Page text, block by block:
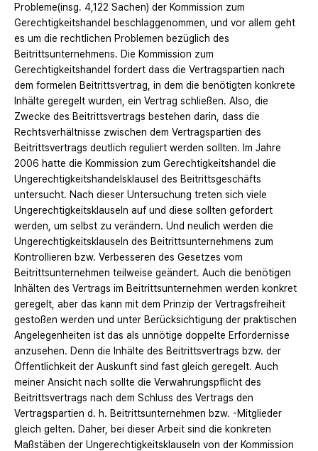
Probleme(insg. 4,122 Sachen) der Kommission zum
Gerechtigkeitshandel beschlaggenommen, und vor allem geht
es um die rechtlichen Problemen bezüglich des
Beitrittsunternehmens. Die Kommission zum
Gerechtigkeitshandel fordert dass die Vertragspartien nach
dem formelen Beitrittsvertrag, in dem die benötigten konkrete
Inhälte geregelt wurden, ein Vertrag schließen. Also, die
Zwecke des Beitrittsvertrags bestehen darin, dass die
Rechtsverhältnisse zwischen dem Vertragspartien des
Beitrittsvertrags deutlich reguliert werden sollten. Im Jahre
2006 hatte die Kommission zum Gerechtigkeitshandel die
Ungerechtigkeitshandelsklausel des Beitrittsgeschäfts
untersucht. Nach dieser Untersuchung treten sich viele
Ungerechtigkeitsklauseln auf und diese sollten gefordert
werden, um selbst zu verändern. Und neulich werden die
Ungerechtigkeitsklauseln des Beitrittsunternehmens zum
Kontrollieren bzw. Verbesseren des Gesetzes vom
Beitrittsunternehmen teilweise geändert. Auch die benötigen
Inhälten des Vertrags im Beitrittsunternehmen werden konkret
geregelt, aber das kann mit dem Prinzip der Vertragsfreiheit
gestoßen werden und unter Berücksichtigung der praktischen
Angelegenheiten ist das als unnötige doppelte Erfordernisse
anzusehen. Denn die Inhälte des Beitrittsvertrags bzw. der
Öffentlichkeit der Auskunft sind fast gleich geregelt. Auch
meiner Ansicht nach sollte die Verwahrungspflicht des
Beitrittsvertrags nach dem Schluss des Vertrags den
Vertragspartien d. h. Beitrittsunternehmen bzw. -Mitglieder
gleich gelten. Daher, bei dieser Arbeit sind die konkreten
Maßstäben der Ungerechtigkeitsklauseln von der Kommission